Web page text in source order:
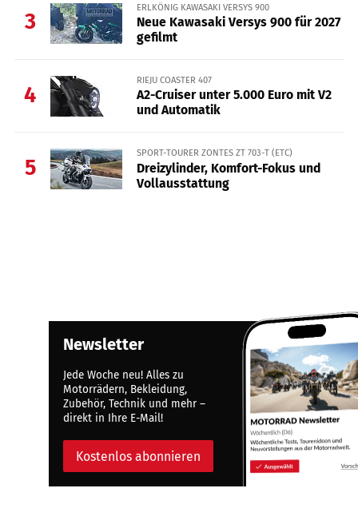
3
ERLKÖNIG KAWASAKI VERSYS 900
Neue Kawasaki Versys 900 für 2027
gefilmt
4
RIEJU COASTER 407
A2-Cruiser unter 5.000 Euro mit V2
und Automatik
5
SPORT-TOURER ZONTES ZT 703-T (ETC)
Dreizylinder, Komfort-Fokus und
Vollausstattung
Newsletter
Jede Woche neu! Alles zu
Motorrädern, Bekleidung,
Zubehör, Technik und mehr –
direkt in Ihre E-Mail!
Kostenlos abonnieren